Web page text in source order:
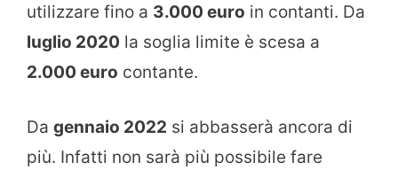
utilizzare fino a 3.000 euro in contanti. Da
luglio 2020 la soglia limite è scesa a
2.000 euro contante.
Da gennaio 2022 si abbasserà ancora di
più. Infatti non sarà più possibile fare